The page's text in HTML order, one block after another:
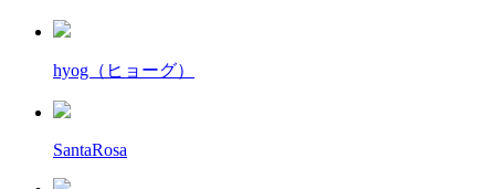
hyog（ヒョーグ）
SantaRosa